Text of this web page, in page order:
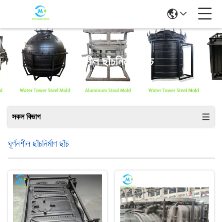
ঘূর্ণনশীল ছাঁচনির্মাণ ছাঁচ
সকল বিভাগ
ঘূর্ণনশীল ছাঁচনির্মাণ ছাঁচ